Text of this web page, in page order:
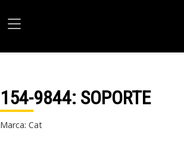
154-9844: SOPORTE
Marca: Cat